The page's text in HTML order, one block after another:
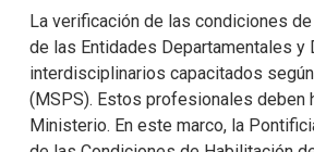
La verificación de las condiciones
de las Entidades Departamentales
interdisciplinarios capacitados
(MSPS). Estos profesionales deben
Ministerio. En este marco, la